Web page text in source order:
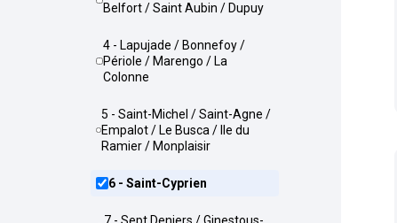
Belfort / Saint Aubin / Dupuy
4 - Lapujade / Bonnefoy /
Périole / Marengo / La
Colonne
5 - Saint-Michel / Saint-Agne /
Empalot / Le Busca / Ile du
Ramier / Monplaisir
6 - Saint-Cyprien